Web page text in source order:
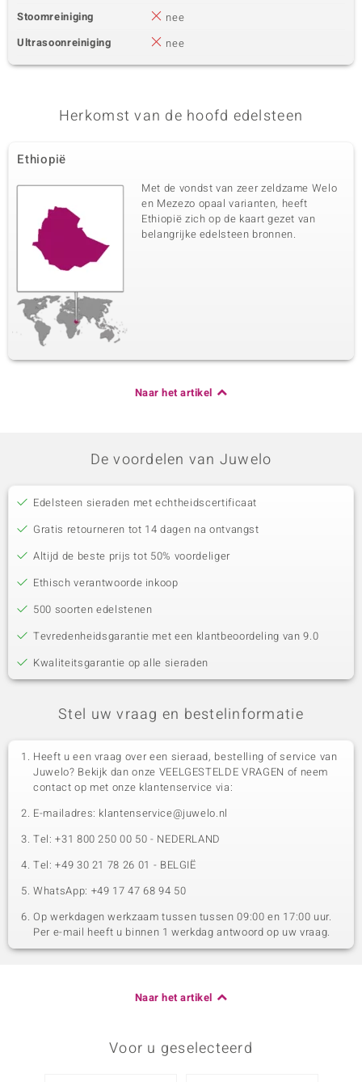
Stoomreiniging
nee
Ultrasoonreiniging
nee
Herkomst van de hoofd edelsteen
Ethiopië
Met de vondst van zeer zeldzame Welo
en Mezezo opaal varianten, heeft
Ethiopië zich op de kaart gezet van
belangrijke edelsteen bronnen.
Naar het artikel
De voordelen van Juwelo
Edelsteen sieraden met echtheidscertificaat
Gratis retourneren tot 14 dagen na ontvangst
Altijd de beste prijs tot 50% voordeliger
Ethisch verantwoorde inkoop
500 soorten edelstenen
Tevredenheidsgarantie met een klantbeoordeling van 9.0
Kwaliteitsgarantie op alle sieraden
Stel uw vraag en bestelinformatie
Heeft u een vraag over een sieraad, bestelling of service van
Juwelo? Bekijk dan onze VEELGESTELDE VRAGEN of neem
contact op met onze klantenservice via:
E-mailadres: klantenservice@juwelo.nl
Tel: +31 800 250 00 50 - NEDERLAND
Tel: +49 30 21 78 26 01 - BELGIË
WhatsApp: +49 17 47 68 94 50
Op werkdagen werkzaam tussen tussen 09:00 en 17:00 uur.
Per e-mail heeft u binnen 1 werkdag antwoord op uw vraag.
Naar het artikel
Voor u geselecteerd